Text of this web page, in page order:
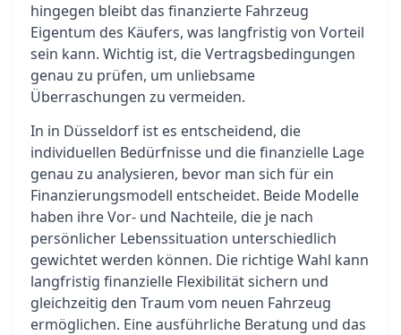
hingegen bleibt das finanzierte Fahrzeug
Eigentum des Käufers, was langfristig von Vorteil
sein kann. Wichtig ist, die Vertragsbedingungen
genau zu prüfen, um unliebsame
Überraschungen zu vermeiden.
In in Düsseldorf ist es entscheidend, die
individuellen Bedürfnisse und die finanzielle Lage
genau zu analysieren, bevor man sich für ein
Finanzierungsmodell entscheidet. Beide Modelle
haben ihre Vor- und Nachteile, die je nach
persönlicher Lebenssituation unterschiedlich
gewichtet werden können. Die richtige Wahl kann
langfristig finanzielle Flexibilität sichern und
gleichzeitig den Traum vom neuen Fahrzeug
ermöglichen. Eine ausführliche Beratung und das